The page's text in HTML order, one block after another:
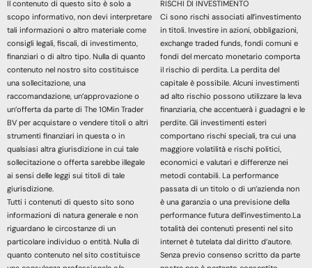
Il contenuto di questo sito è solo a
scopo informativo, non devi interpretare
tali informazioni o altro materiale come
consigli legali, fiscali, di investimento,
finanziari o di altro tipo. Nulla di quanto
contenuto nel nostro sito costituisce
una sollecitazione, una
raccomandazione, un’approvazione o
un’offerta da parte di The 10Min Trader
BV per acquistare o vendere titoli o altri
strumenti finanziari in questa o in
qualsiasi altra giurisdizione in cui tale
sollecitazione o offerta sarebbe illegale
ai sensi delle leggi sui titoli di tale
giurisdizione.
Tutti i contenuti di questo sito sono
informazioni di natura generale e non
riguardano le circostanze di un
particolare individuo o entità. Nulla di
quanto contenuto nel sito costituisce
RISCHI DI INVESTIMENTO
Ci sono rischi associati all’investimento
in titoli. Investire in azioni, obbligazioni,
exchange traded funds, fondi comuni e
fondi del mercato monetario comporta
il rischio di perdita. La perdita del
capitale è possibile. Alcuni investimenti
ad alto rischio possono utilizzare la leva
finanziaria, che accentuerà i guadagni e le
perdite. Gli investimenti esteri
comportano rischi speciali, tra cui una
maggiore volatilità e rischi politici,
economici e valutari e differenze nei
metodi contabili. La performance
passata di un titolo o di un’azienda non
è una garanzia o una previsione della
performance futura dell’investimento.La
totalità dei contenuti presenti nel sito
internet è tutelata dal diritto d’autore.
Senza previo consenso scritto da parte